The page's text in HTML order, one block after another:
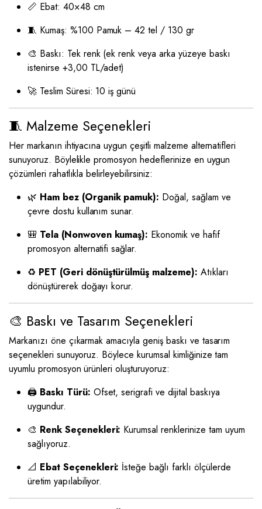
📏 Ebat: 40×48 cm
🧵 Kumaş: %100 Pamuk – 42 tel / 130 gr
🎨 Baskı: Tek renk (ek renk veya arka yüzeye baskı
istenirse +3,00 TL/adet)
🚀 Teslim Süresi: 10 iş günü
🧵 Malzeme Seçenekleri
Her markanın ihtiyacına uygun çeşitli malzeme alternatifleri
sunuyoruz. Böylelikle promosyon hedeflerinize en uygun
çözümleri rahatlıkla belirleyebilirsiniz:
🌿 Ham bez (Organik pamuk): Doğal, sağlam ve
çevre dostu kullanım sunar.
🎒 Tela (Nonwoven kumaş): Ekonomik ve hafif
promosyon alternatifi sağlar.
♻️ PET (Geri dönüştürülmüş malzeme): Atıkları
dönüştürerek doğayı korur.
🎨 Baskı ve Tasarım Seçenekleri
Markanızı öne çıkarmak amacıyla geniş baskı ve tasarım
seçenekleri sunuyoruz. Böylece kurumsal kimliğinize tam
uyumlu promosyon ürünleri oluşturuyoruz:
🖨️ Baskı Türü: Ofset, serigrafi ve dijital baskıya
uygundur.
🎨 Renk Seçenekleri: Kurumsal renklerinize tam uyum
sağlıyoruz.
📐 Ebat Seçenekleri: İsteğe bağlı farklı ölçülerde
üretim yapılabiliyor.